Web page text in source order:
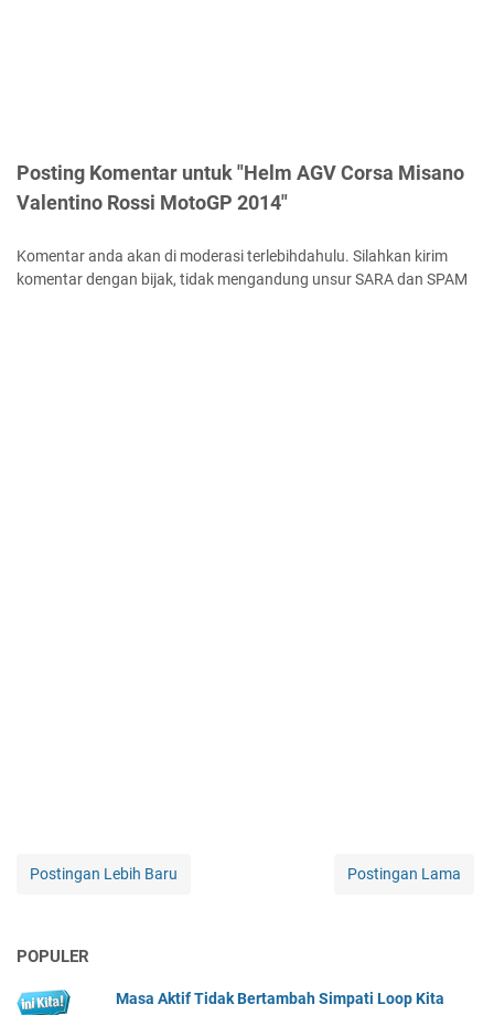
Posting Komentar untuk "Helm AGV Corsa Misano
Valentino Rossi MotoGP 2014"
Komentar anda akan di moderasi terlebihdahulu. Silahkan kirim
komentar dengan bijak, tidak mengandung unsur SARA dan SPAM
Postingan Lebih Baru Postingan Lama
POPULER
Masa Aktif Tidak Bertambah Simpati Loop Kita